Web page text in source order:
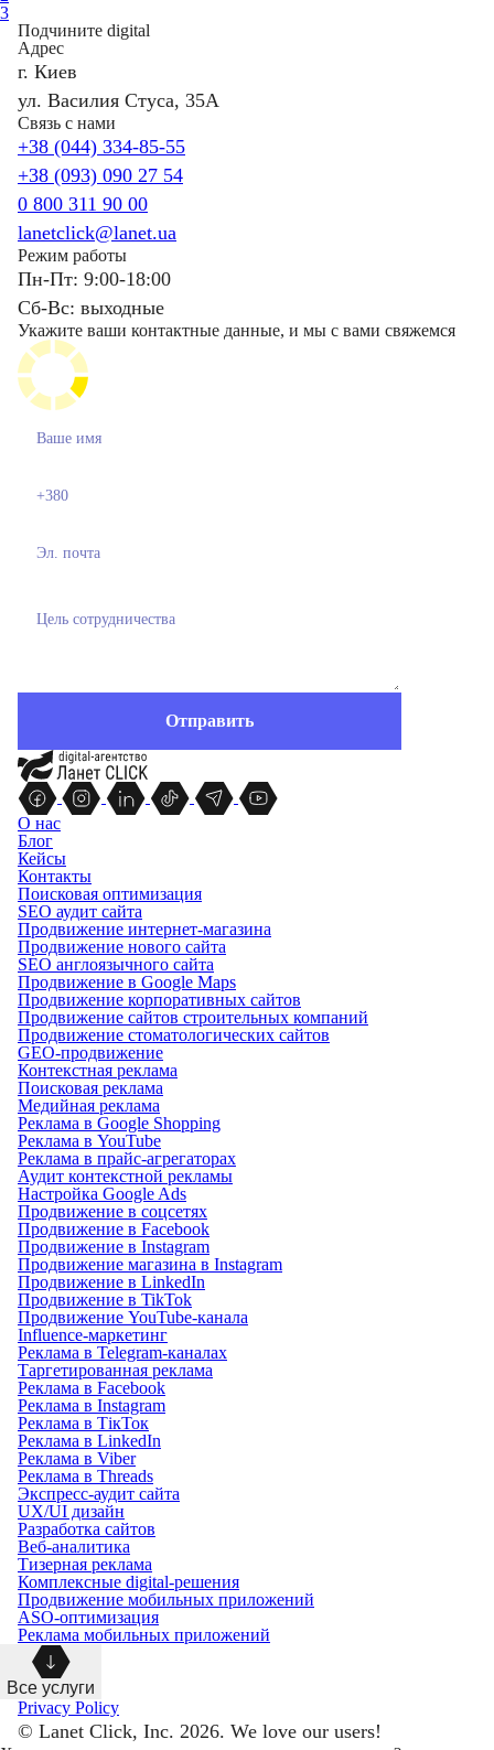
3
Подчините digital
Адрес
г. Киев
ул. Василия Стуса, 35А
Связь с нами
+38 (044) 334-85-55
+38 (093) 090 27 54
0 800 311 90 00
lanetclick@lanet.ua
Режим работы
Пн-Пт: 9:00-18:00
Сб-Вс: выходные
Укажите ваши контактные данные, и мы с вами свяжемся
О нас
Блог
Кейсы
Контакты
Поисковая оптимизация
SEO аудит сайта
Продвижение интернет-магазина
Продвижение нового сайта
SEO англоязычного сайта
Продвижение в Google Maps
Продвижение корпоративных сайтов
Продвижение сайтов строительных компаний
Продвижение стоматологических сайтов
GEO-продвижение
Контекстная реклама
Поисковая реклама
Медийная реклама
Реклама в Google Shopping
Реклама в YouTube
Реклама в прайс-агрегаторах
Аудит контекстной рекламы
Настройка Google Ads
Продвижение в соцсетях
Продвижение в Facebook
Продвижение в Instagram
Продвижение магазина в Instagram
Продвижение в LinkedIn
Продвижение в TikTok
Продвижение YouTube-канала
Influence-маркетинг
Реклама в Telegram-каналах
Таргетированная реклама
Реклама в Facebook
Реклама в Instagram
Реклама в ТікТок
Реклама в LinkedIn
Реклама в Viber
Реклама в Threads
Экспресс-аудит сайта
UX/UI дизайн
Разработка сайтов
Веб-аналитика
Тизерная реклама
Комплексные digital-решения
Продвижение мобильных приложений
ASO-оптимизация
Реклама мобильных приложений
Все услуги
Privacy Policy
© Lanet Click, Inc. 2026. We love our users!